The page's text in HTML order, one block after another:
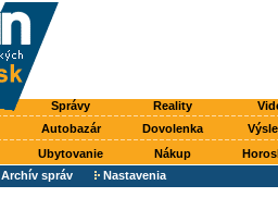
Správy Reality
Autobazár Dovolenka
Ubytovanie Nákup
Archív správ Nastavenia